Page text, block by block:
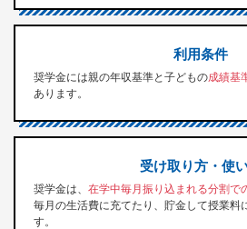
利用条件
奨学金には親の年収基準と子どもの成績基
あります。
受け取り方・使
奨学金は、 在学中毎月振り込まれる分割で
毎月の生活費に充てたり、貯金して授業料
す。